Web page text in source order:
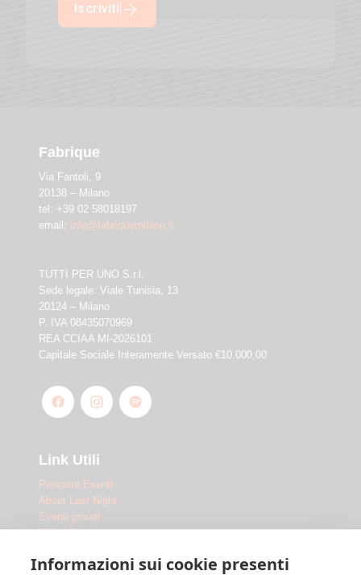
Informazioni sui cookie presenti
Iscriviti
Fabrique
Via Fantoli, 9
20138 – Milano
tel: +39 02 58018197
email: info@fabriquemilano.it
TUTTI PER UNO S.r.l.
Sede legale: Viale Tunisia, 13
20124 – Milano
P. IVA 08435070969
REA CCIAA MI-2026101
Capitale Sociale Interamente Versato €10.000,00
Link Utili
Prossimi Eventi
About Last Night
Eventi privati
IED x Fabrique